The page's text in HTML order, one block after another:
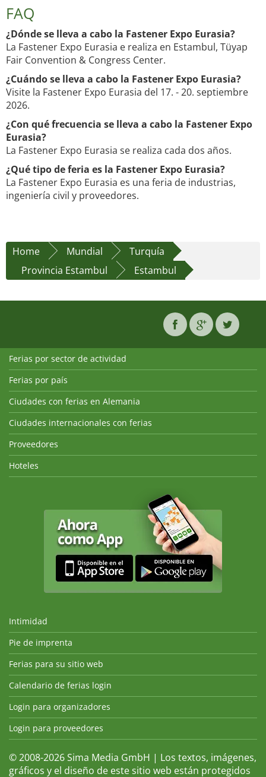
FAQ
¿Dónde se lleva a cabo la Fastener Expo Eurasia?
La Fastener Expo Eurasia e realiza en Estambul, Tüyap
Fair Convention & Congress Center.
¿Cuándo se lleva a cabo la Fastener Expo Eurasia?
Visite la Fastener Expo Eurasia del 17. - 20. septiembre
2026.
¿Con qué frecuencia se lleva a cabo la Fastener Expo
Eurasia?
La Fastener Expo Eurasia se realiza cada dos años.
¿Qué tipo de feria es la Fastener Expo Eurasia?
La Fastener Expo Eurasia es una feria de industrias,
ingeniería civil y proveedores.
Home Mundial
Turquía
Provincia Estambul
Estambul
Ferias por sector de actividad
Ferias por país
Ciudades con ferias en Alemania
Ciudades internacionales con ferias
Proveedores
Hoteles
Intimidad
Pie de imprenta
Ferias para su sitio web
Calendario de ferias login
Login para organizadores
Login para proveedores
© 2008-2026 Sima Media GmbH | Los textos, imágenes,
gráficos y el diseño de este sitio web están protegidos